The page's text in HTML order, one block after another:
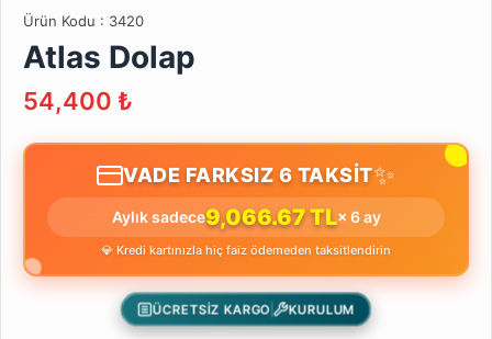
Ürün Kodu : 3420
Atlas Dolap
54,400 ₺
VADE FARKSIZ 6 TAKSİT✨
Aylık sadece9,066.67 TL× 6 ay
💎 Kredi kartınızla hiç faiz ödemeden taksitlendirin
ÜCRETSİZ KARGO KURULUM